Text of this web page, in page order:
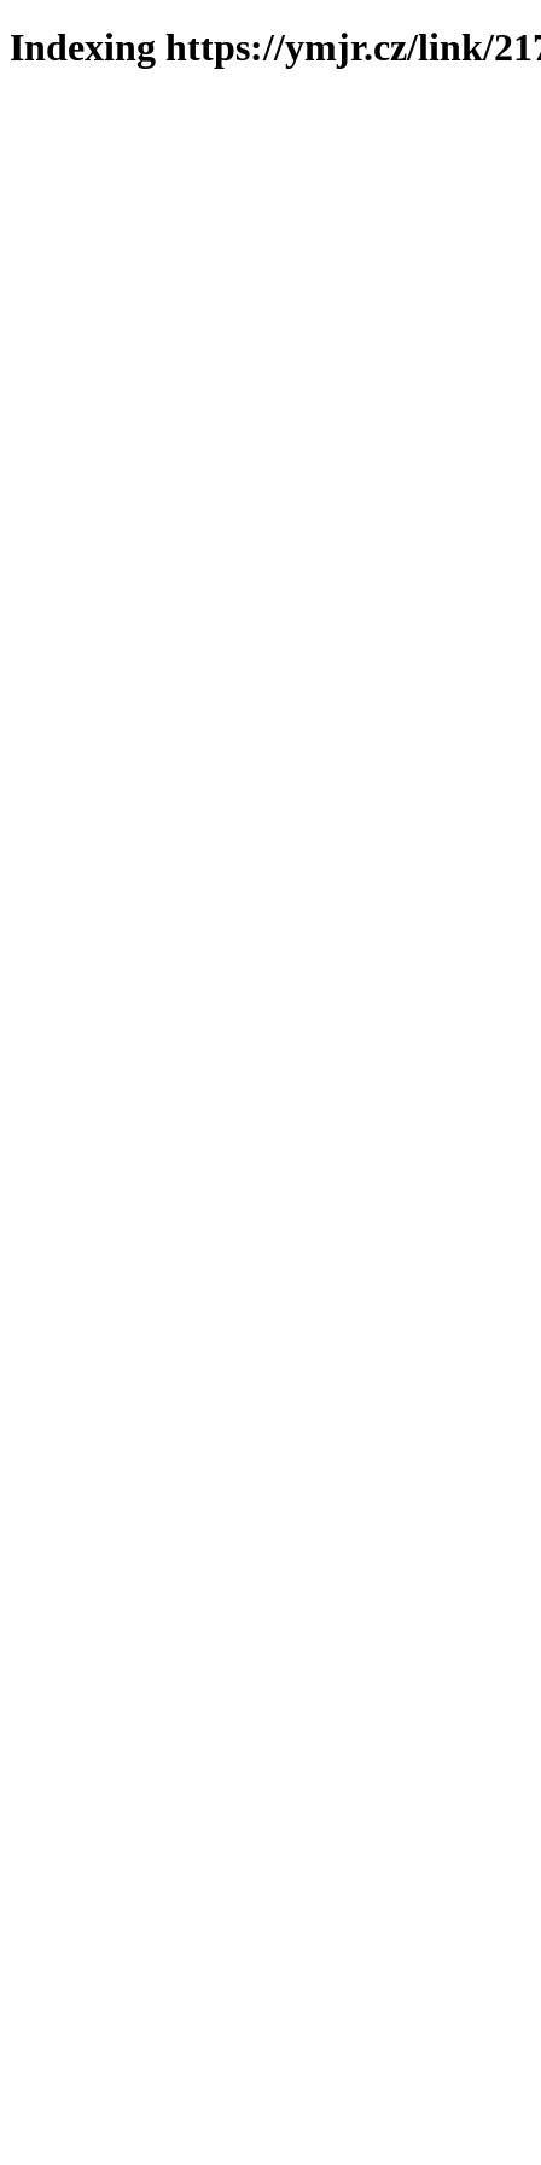
Indexing https://ymjr.cz/link/